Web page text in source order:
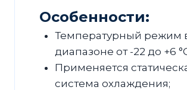
Особенности:
Температурный режим
диапазоне от -22 до +6
Применяется
система охлаждения;